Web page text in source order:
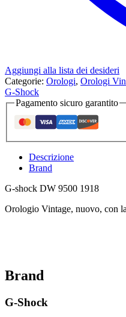
Aggiungi alla lista dei desideri
Categorie: Orologi, Orologi
G-Shock
Pagamento sicuro garantito
Descrizione
Brand
G-shock DW 9500 1918
Orologio Vintage, nuovo, con
Brand
G-Shock